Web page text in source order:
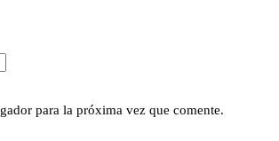
para la próxima vez que comente.